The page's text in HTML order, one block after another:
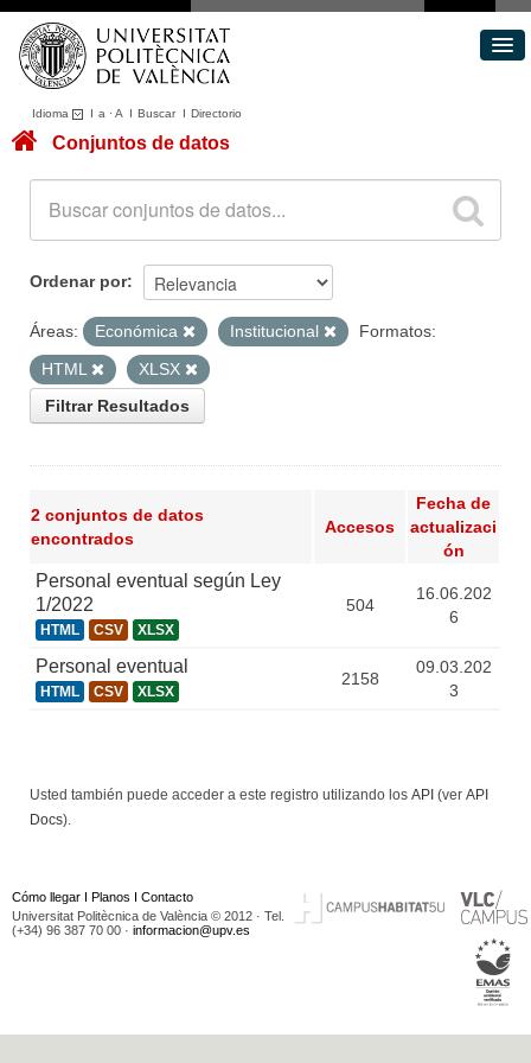
Idioma I a ·A I BuscarI Directorio
Conjuntos de datos
Acerca de
Portal de Transparencia
Conjuntos de datos
Ordenar por
Áreas: Económica Institucional
Formatos:
HTML
XLSX
Filtrar Resultados
2 conjuntos de datos
encontrados
Accesos
Fecha de
actualizaci
ón
Personal eventual según Ley
1/2022
HTML CSV XLSX
504
16.06.202
6
Personal eventual
HTML CSV XLSX
2158
09.03.202
3
Usted también puede acceder a este registro utilizando los API (ver API
Docs).
Cómo llegar I Planos I Contacto
Universitat Politècnica de València © 2012 · Tel.
(+34) 96 387 70 00 · informacion@upv.es